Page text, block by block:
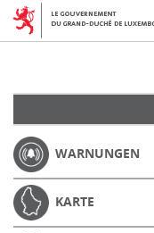
WARNUNGEN
KARTE